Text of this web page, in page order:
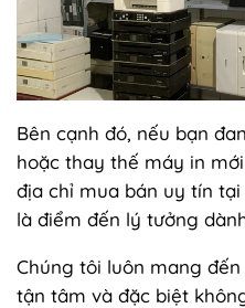
Bên cạnh đó, nếu bạn
hoặc thay thế máy in
địa chỉ mua bán uy tín tại
là điểm đến lý tưởng
Chúng tôi luôn mang
tận tâm và đặc biệt